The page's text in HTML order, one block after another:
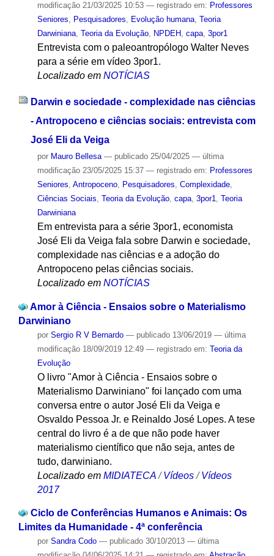
modificação21/03/2025 10:53 — registrado em: Professores
Seniores, Pesquisadores, Evolução humana, Teoria
Darwiniana, Teoria da Evolução, NPDEH, capa, 3por1
Entrevista com o paleoantropólogo Walter Neves
para a série em vídeo 3por1.
Localizado em NOTÍCIAS
Darwin e sociedade - complexidade nas ciências
- Antropoceno e ciências sociais: entrevista com
José Eli da Veiga
por Mauro Bellesa — publicado25/04/2025 — última
modificação23/05/2025 15:37 — registrado em: Professores
Seniores, Antropoceno, Pesquisadores, Complexidade,
Ciências Sociais, Teoria da Evolução, capa, 3por1, Teoria
Darwiniana
Em entrevista para a série 3por1, economista
José Eli da Veiga fala sobre Darwin e sociedade,
complexidade nas ciências e a adoção do
Antropoceno pelas ciências sociais.
Localizado em NOTÍCIAS
Amor à Ciência - Ensaios sobre o Materialismo
Darwiniano
por Sergio R V Bernardo — publicado13/06/2019 — última
modificação18/09/2019 12:49 — registrado em: Teoria da
Evolução
O livro "Amor à Ciência - Ensaios sobre o
Materialismo Darwiniano" foi lançado com uma
conversa entre o autor José Eli da Veiga e
Osvaldo Pessoa Jr. e Reinaldo José Lopes. A tese
central do livro é a de que não pode haver
materialismo científico que não seja, antes de
tudo, darwiniano.
Localizado em MIDIATECA /Vídeos /Vídeos
2017
Ciclo de Conferências Humanos e Animais: Os
Limites da Humanidade - 4ª conferência
por Sandra Codo — publicado30/10/2013 — última